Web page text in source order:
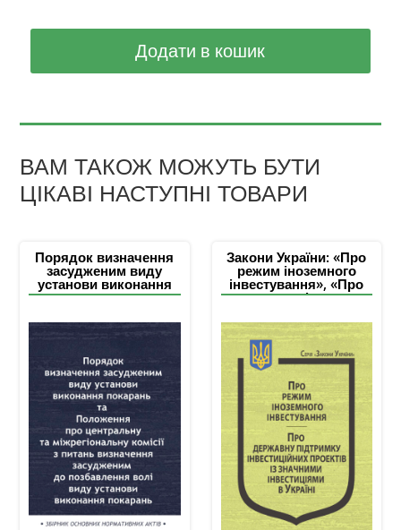
Додати в кошик
ВАМ ТАКОЖ МОЖУТЬ БУТИ
ЦІКАВІ НАСТУПНІ ТОВАРИ
Порядок визначення
засудженим виду
установи виконання
покарань та
центральну та
міжрегіональну комісії
засудженим до
позбавлення волі
виду установи
виконання покарань
Закони України: «Про
режим іноземного
інвестування», «Про
державну підтримку
із значними
інвестиціями в
Україні»